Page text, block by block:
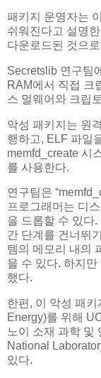
패키지 운영자는
쉬워진다고 설명
다운로드된 것으
Secretslib 연구팀
RAM에서 직접 크
스 멀웨어와 크립
악성 패키지는 원
행하고, ELF 파일
memfd_create 시
를 사용한다.
연구팀은
프로그래머는 디
을 드롭할 수 있다
간 단계를 건너뛰
템의 메모리 내의
을 수 있다. 하지
했다.
한편, 이 악성 패
Energy)를 위해
노이 소재 과학 및
National
있다.